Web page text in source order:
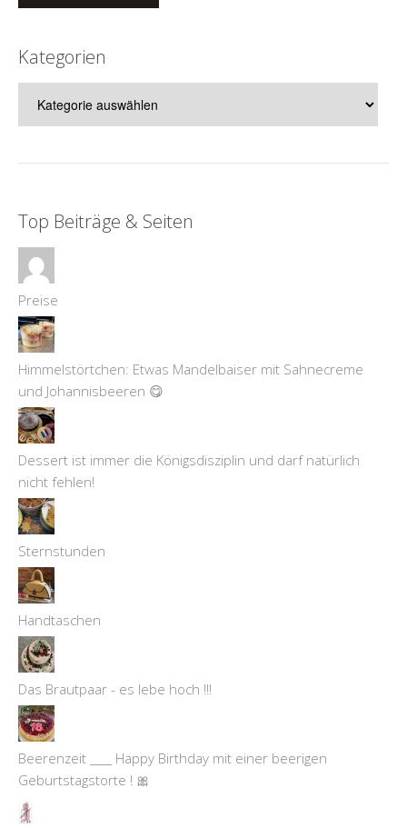
Kategorien
Top Beiträge & Seiten
Preise
Himmelstörtchen: Etwas Mandelbaiser mit Sahnecreme
und Johannisbeeren 😋
Dessert ist immer die Königsdisziplin und darf natürlich
nicht fehlen!
Sternstunden
Handtaschen
Das Brautpaar - es lebe hoch !!!
Beerenzeit ____ Happy Birthday mit einer beerigen
Geburtstagstorte ! 🎀